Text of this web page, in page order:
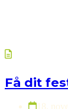
Få dit
18.